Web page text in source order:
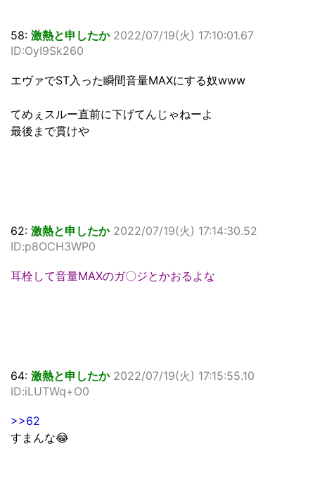
58: 激熱と申したか 2022/07/19(火) 17:10:01.67
ID:OyI9Sk260
エヴァでST入った瞬間音量MAXにする奴www
てめぇスルー直前に下げてんじゃねーよ
最後まで貫けや
62: 激熱と申したか 2022/07/19(火) 17:14:30.52
ID:p8OCH3WP0
耳栓して音量MAXのガ〇ジとかおるよな
64: 激熱と申したか 2022/07/19(火) 17:15:55.10
ID:iLUTWq+O0
>>62
すまんな😂